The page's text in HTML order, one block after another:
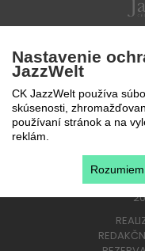
Nastavenie
JazzWelt
CK JazzWelt používa
skúsenosti,
používaní stránok a na
reklám.
Rozumiem